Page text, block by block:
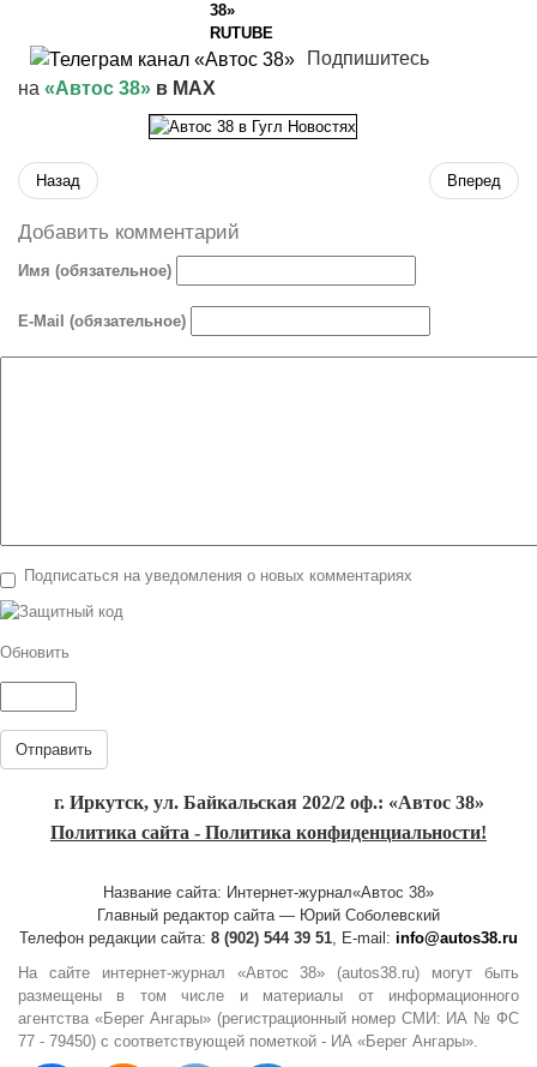
Подпишитесь
на «Автос 38» в MAX
Назад Вперед
Добавить комментарий
Имя (обязательное)
E-Mail (обязательное)
Подписаться на уведомления о новых комментариях
Обновить
Отправить
г. Иркутск, ул. Байкальская 202/2 оф.: «Автос 38»
Политика сайта - Политика конфиденциальности!
Название сайта: Интернет-журнал«Автос 38»
Главный редактор сайта — Юрий Соболевский
Телефон редакции сайта: 8 (902) 544 39 51, E-mail: info@autos38.ru
На сайте интернет-журнал «Автос 38» (autos38.ru) могут быть
размещены в том числе и материалы от информационного
агентства «Берег Ангары» (регистрационный номер СМИ: ИА № ФС
77 - 79450) с соответствующей пометкой - ИА «Берег Ангары».